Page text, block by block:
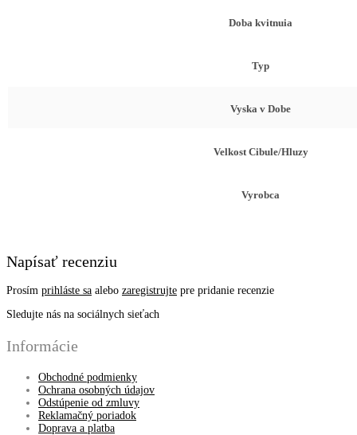
Doba kvitnuia
Typ
Vyska v Dobe
Velkost Cibule/Hluzy
Vyrobca
Napísať recenziu
Prosím prihláste sa alebo zaregistrujte pre pridanie recenzie
Sledujte nás na sociálnych sieťach
Informácie
Obchodné podmienky
Ochrana osobných údajov
Odstúpenie od zmluvy
Reklamačný poriadok
Doprava a platba